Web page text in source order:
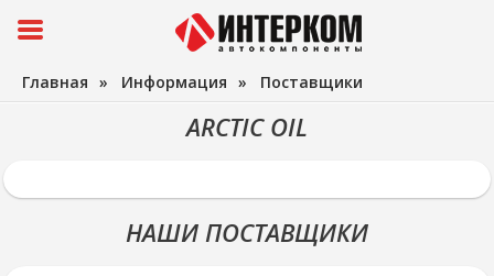
Главная » Информация » Поставщики
ARCTIC OIL
НАШИ ПОСТАВЩИКИ